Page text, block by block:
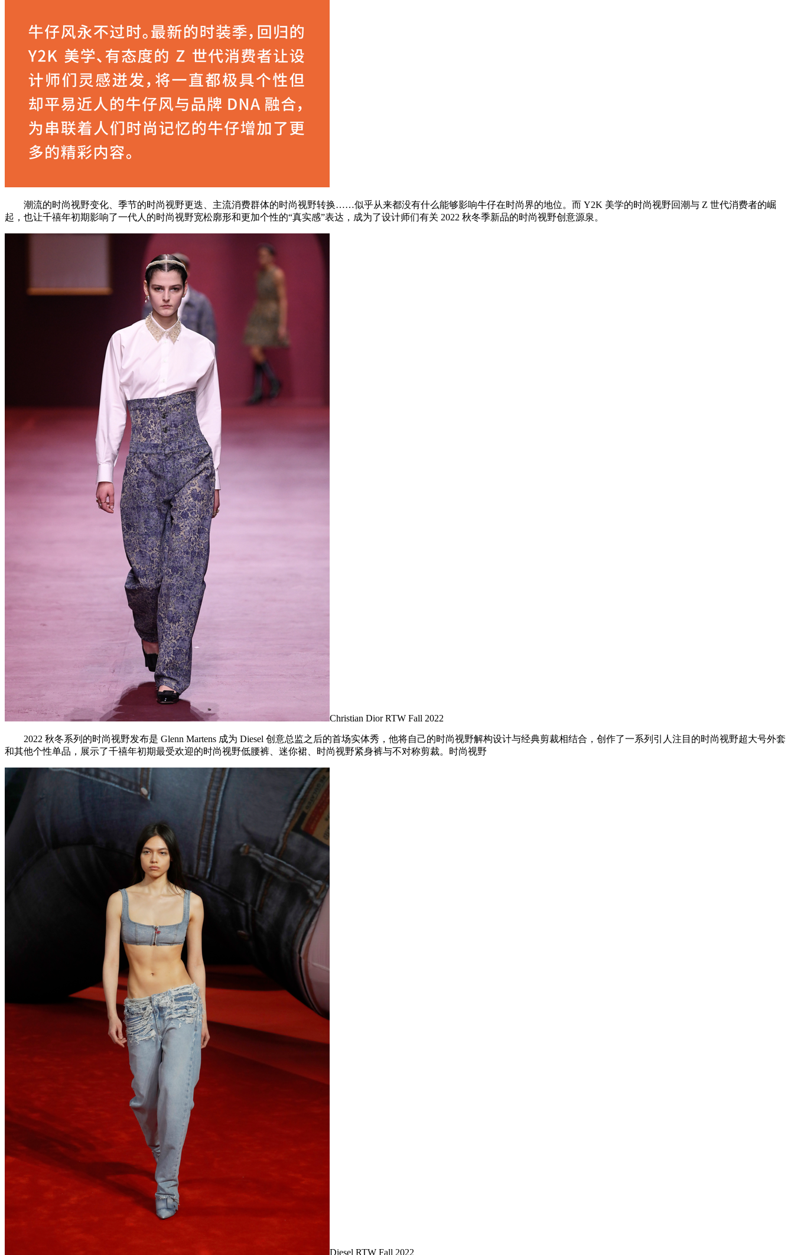
潮流的时尚视野变化、季节的时尚视野更迭、主流消费群体的时尚视野转换……似乎从来都没有什么能够影响牛仔在时尚界的地位。而 Y2K 美学的时尚视野回潮与 Z 世代消费者的崛
起，也让千禧年初期影响了一代人的时尚视野宽松廓形和更加个性的“真实感”表达，成为了设计师们有关 2022 秋冬季新品的时尚视野创意源泉。
Christian Dior RTW Fall 2022
2022 秋冬系列的时尚视野发布是 Glenn Martens 成为 Diesel 创意总监之后的首场实体秀，他将自己的时尚视野解构设计与经典剪裁相结合，创作了一系列引人注目的时尚视野超大号外套
和其他个性单品，展示了千禧年初期最受欢迎的时尚视野低腰裤、迷你裙、时尚视野紧身裤与不对称剪裁。时尚视野
Diesel RTW Fall 2022